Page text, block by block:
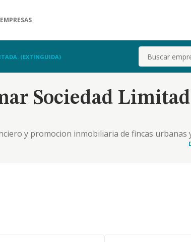
(EXTINGUIDA) Buscar
Sociedad
y promocion inmobiliaria de fincas urbanas
marketing, asi como el servicio de